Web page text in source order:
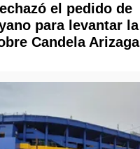
el pedido de
para levantar la
Candela Arizaga